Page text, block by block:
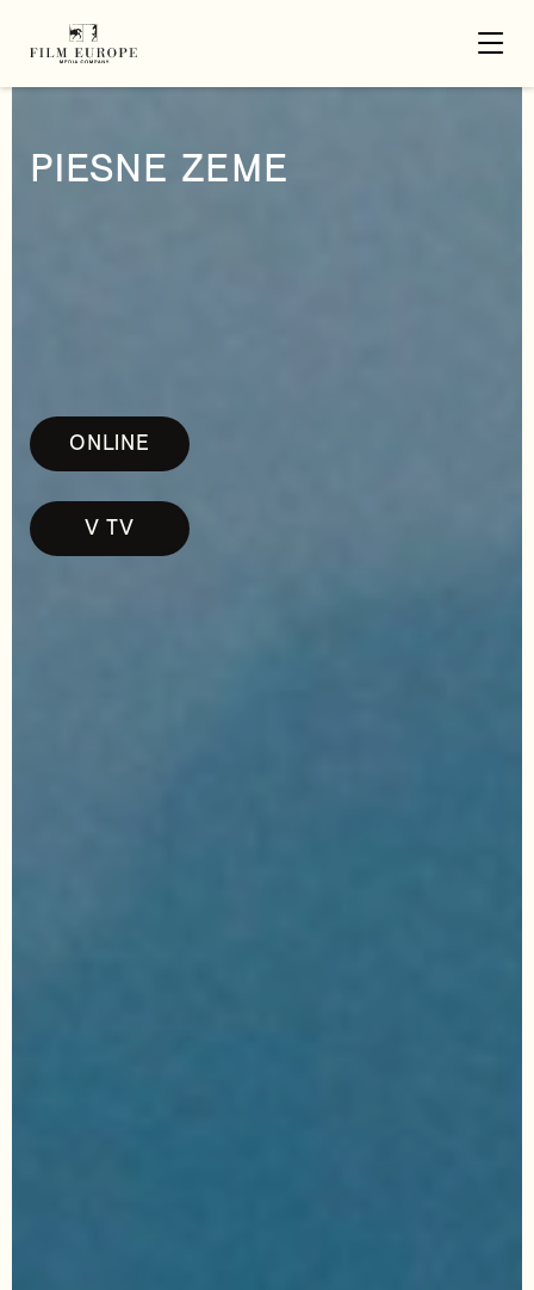
PIESNE ZEME
ONLINE
V TV